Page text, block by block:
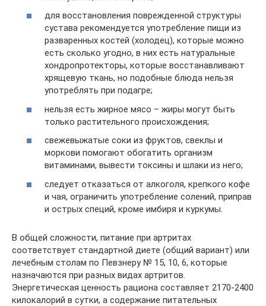
для восстановления поврежденной структуры
сустава рекомендуется употребление пищи из
разваренных костей (холодец), которые можно
есть сколько угодно, в них есть натуральные
хондропротекторы, которые восстанавливают
хрящевую ткань, но подобные блюда нельзя
употреблять при подагре;
нельзя есть жирное мясо – жиры могут быть
только растительного происхождения;
свежевыжатые соки из фруктов, свеклы и
моркови помогают обогатить организм
витаминами, вывести токсины и шлаки из него;
следует отказаться от алкоголя, крепкого кофе
и чая, ограничить употребление солений, приправ
и острых специй, кроме имбиря и куркумы.
В общей сложности, питание при артритах
соответствует стандартной диете (общий вариант) или
лечебным столам по Певзнеру № 15, 10, 6, которые
назначаются при разных видах артритов.
Энергетическая ценность рациона составляет 2170-2400
килокалорий в сутки, а содержание питательных